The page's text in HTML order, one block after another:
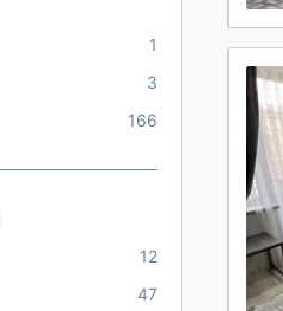
1
3
166
12
47